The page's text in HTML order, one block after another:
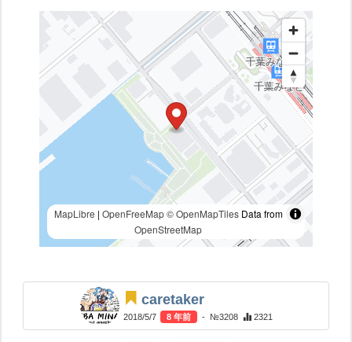
MapLibre | OpenFreeMap © OpenMapTilesData from
OpenStreetMap
caretaker
2018/5/7 8 年前 - №3208 2321